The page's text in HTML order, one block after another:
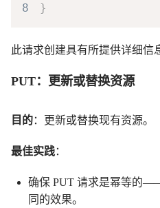
8
}
此请求创建具有所提供详细信
PUT：更新或替换资源
目的：更新或替换现有资源。
最佳实践：
确保 PUT 请求是幂等的
同的效果。